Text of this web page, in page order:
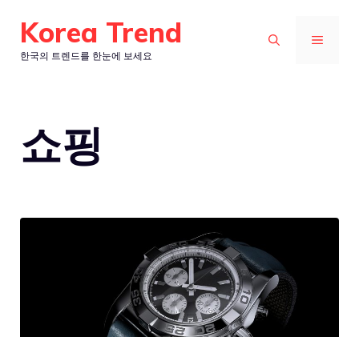
Korea Trend
한국의 트렌드를 한눈에 보세요
메
쇼핑